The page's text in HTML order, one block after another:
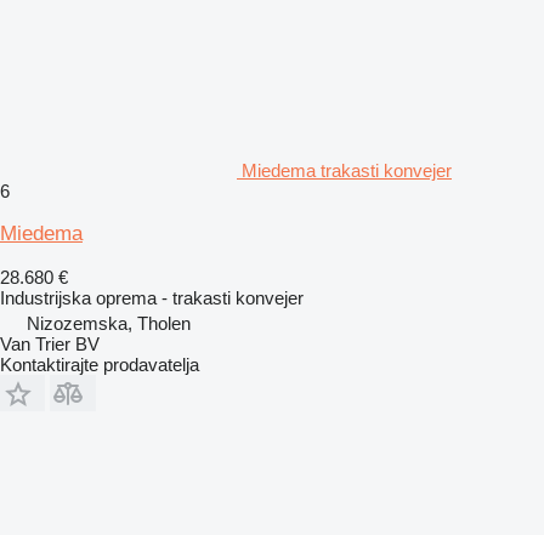
Miedema trakasti konvejer
6
Miedema
28.680 €
Industrijska oprema - trakasti konvejer
Nizozemska, Tholen
Van Trier BV
Kontaktirajte prodavatelja